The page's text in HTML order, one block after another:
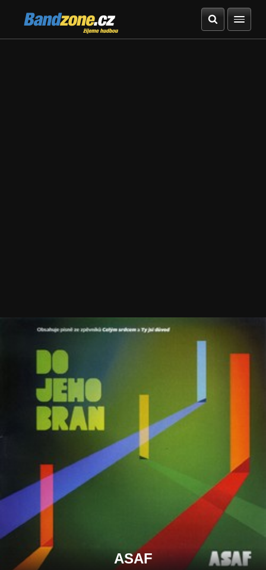
Bandzone.cz
žijeme hudbou
ASAF